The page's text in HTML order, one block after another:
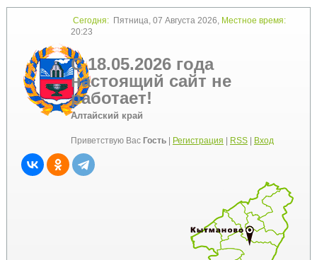
Сегодня:Пятница, 07 Августа 2026, Местное время:
20:23
С 18.05.2026 года
настоящий сайт не
работает!
Алтайский край
Приветствую Вас Гость| Регистрация RSS| Вход